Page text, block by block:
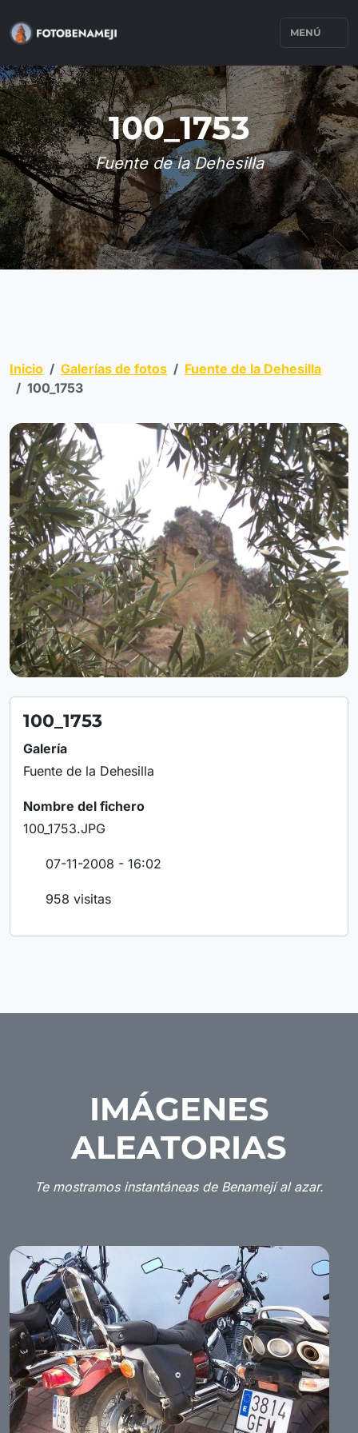
MENÚ
100_1753
Fuente de la Dehesilla
Inicio Galerías de fotos
Fuente de la Dehesilla
100_1753
100_1753
Galería
Fuente de la Dehesilla
Nombre del fichero
100_1753.JPG
07-11-2008 - 16:02
958 visitas
IMÁGENES
ALEATORIAS
Te mostramos instantáneas de Benamejí al azar.